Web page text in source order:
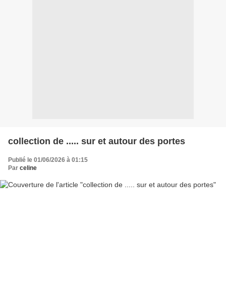
collection de ..... sur et autour des portes
Publié le 01/06/2026 à 01:15
Par celine